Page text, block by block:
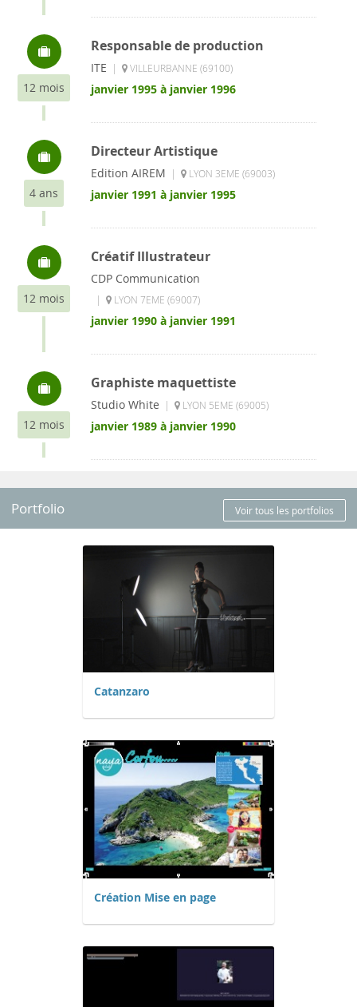
12 mois
Responsable de production
ITE | VILLEURBANNE (69100)
janvier 1995 à janvier 1996
4 ans
Directeur Artistique
Edition AIREM | LYON 3EME (69003)
janvier 1991 à janvier 1995
12 mois
Créatif Illustrateur
CDP Communication
| LYON 7EME (69007)
janvier 1990 à janvier 1991
12 mois
Graphiste maquettiste
Studio White | LYON 5EME (69005)
janvier 1989 à janvier 1990
Portfolio Voir tous les portfolios
Catanzaro
Création Mise en page